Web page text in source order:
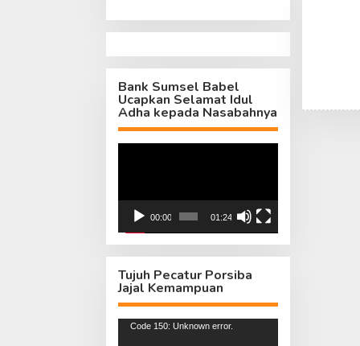
Bank Sumsel Babel
Ucapkan Selamat Idul
Adha kepada Nasabahnya
00:00 01:24
Tujuh Pecatur Porsiba
Jajal Kemampuan
Pemutar
Code 150: Unknown error.